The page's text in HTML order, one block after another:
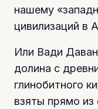
нашему
цивилизаций в
Или Вади
долина с
глинобитного
взяты прямо из